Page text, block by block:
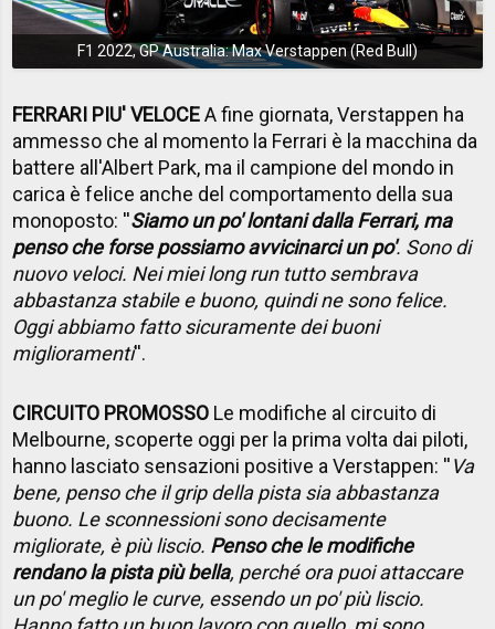
F1 2022, GP Australia: Max Verstappen (Red Bull)
FERRARI PIU' VELOCEA fine giornata, Verstappen ha
ammesso che al momento la Ferrari è la macchina da
battere all'Albert Park, ma il campione del mondo in
carica è felice anche del comportamento della sua
monoposto: ''Siamo un po' lontani dalla Ferrari, ma
penso che forse possiamo avvicinarci un po'. Sono di
nuovo veloci. Nei miei long run tutto sembrava
abbastanza stabile e buono, quindi ne sono felice.
Oggi abbiamo fatto sicuramente dei buoni
miglioramenti''.
CIRCUITO PROMOSSO Le modifiche al circuito di
Melbourne, scoperte oggi per la prima volta dai piloti,
hanno lasciato sensazioni positive a Verstappen: ''Va
bene, penso che il grip della pista sia abbastanza
buono. Le sconnessioni sono decisamente
migliorate, è più liscio. Penso che le modifiche
rendano la pista più bella, perché ora puoi attaccare
un po' meglio le curve, essendo un po' più liscio.